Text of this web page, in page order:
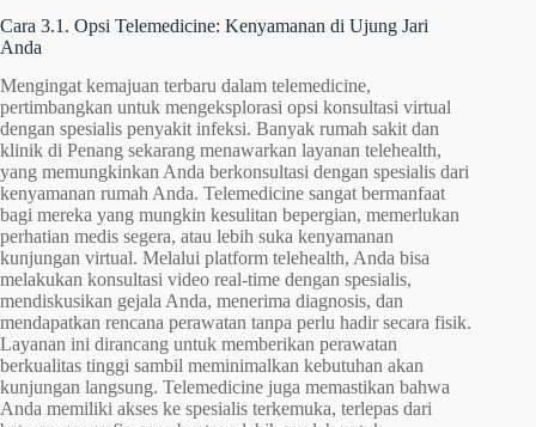
Cara 3.1. Opsi Telemedicine: Kenyamanan di Ujung Jari
Anda
Mengingat kemajuan terbaru dalam telemedicine,
pertimbangkan untuk mengeksplorasi opsi konsultasi virtual
dengan spesialis penyakit infeksi. Banyak rumah sakit dan
klinik di Penang sekarang menawarkan layanan telehealth,
yang memungkinkan Anda berkonsultasi dengan spesialis dari
kenyamanan rumah Anda. Telemedicine sangat bermanfaat
bagi mereka yang mungkin kesulitan bepergian, memerlukan
perhatian medis segera, atau lebih suka kenyamanan
kunjungan virtual. Melalui platform telehealth, Anda bisa
melakukan konsultasi video real-time dengan spesialis,
mendiskusikan gejala Anda, menerima diagnosis, dan
mendapatkan rencana perawatan tanpa perlu hadir secara fisik.
Layanan ini dirancang untuk memberikan perawatan
berkualitas tinggi sambil meminimalkan kebutuhan akan
kunjungan langsung. Telemedicine juga memastikan bahwa
Anda memiliki akses ke spesialis terkemuka, terlepas dari